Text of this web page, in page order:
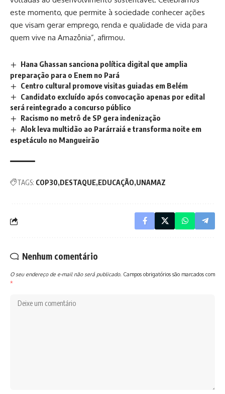
este momento, que permite à sociedade conhecer ações
que visam gerar emprego, renda e qualidade de vida para
quem vive na Amazônia”, afirmou.
Hana Ghassan sanciona política digital que amplia
preparação para o Enem no Pará
Centro cultural promove visitas guiadas em Belém
Candidato excluído após convocação apenas por edital
será reintegrado a concurso público
Racismo no metrô de SP gera indenização
Alok leva multidão ao Parárraiá e transforma noite em
espetáculo no Mangueirão
TAGS: COP30 DESTAQUE EDUCAÇÃO UNAMAZ
Nenhum comentário
O seu endereço de e-mail não será publicado. Campos obrigatórios são marcados com
*